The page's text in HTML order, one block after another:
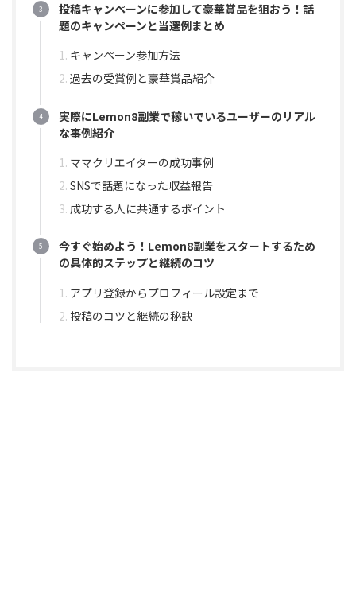
投稿キャンペーンに参加して豪華賞品を狙おう！話
題のキャンペーンと当選例まとめ
キャンペーン参加方法
過去の受賞例と豪華賞品紹介
実際にLemon8副業で稼いでいるユーザーのリアル
な事例紹介
ママクリエイターの成功事例
SNSで話題になった収益報告
成功する人に共通するポイント
今すぐ始めよう！Lemon8副業をスタートするため
の具体的ステップと継続のコツ
アプリ登録からプロフィール設定まで
投稿のコツと継続の秘訣